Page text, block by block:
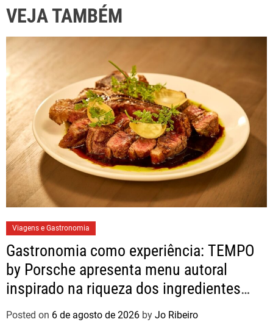
VEJA TAMBÉM
Viagens e Gastronomia
Gastronomia como experiência: TEMPO
by Porsche apresenta menu autoral
inspirado na riqueza dos ingredientes
brasileiros
Posted on 6 de agosto de 2026 by Jo Ribeiro